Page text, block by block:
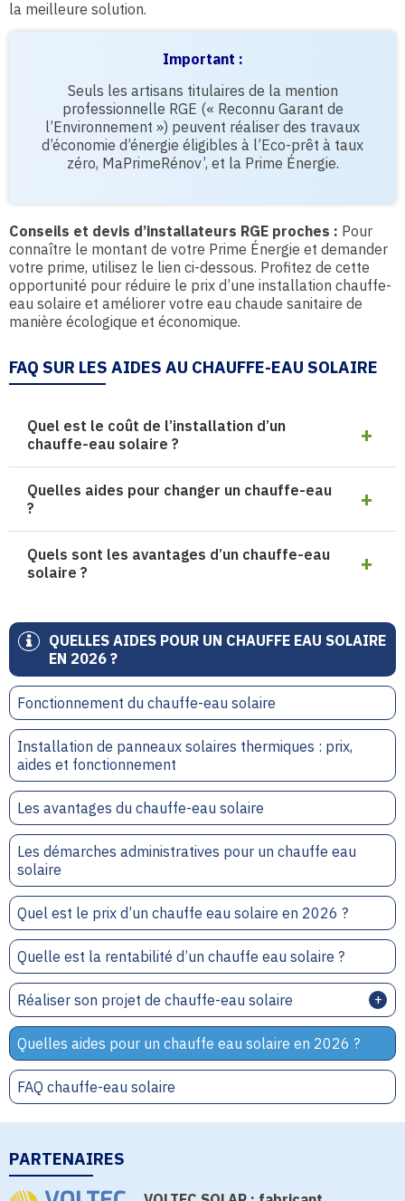
QUELLES AIDES POUR UN CHAUFFE EAU SOLAIRE
EN 2026 ?
Fonctionnement du chauffe-eau solaire
Installation de panneaux solaires thermiques : prix,
aides et fonctionnement
Les avantages du chauffe-eau solaire
Les démarches administratives pour un chauffe eau
solaire
Quel est le prix d’un chauffe eau solaire en 2026 ?
Quelle est la rentabilité d’un chauffe eau solaire ?
Réaliser son projet de chauffe-eau solaire
Quelles aides pour un chauffe eau solaire en 2026 ?
FAQ chauffe-eau solaire
la meilleure solution.
Important :
Seuls les artisans titulaires de la mention
professionnelle RGE (« Reconnu Garant de
l’Environnement ») peuvent réaliser des travaux
d’économie d’énergie éligibles à l’Eco-prêt à taux
zéro, MaPrimeRénov’, et la Prime Énergie.
Conseils et devis d’installateurs RGE proches : Pour
connaître le montant de votre Prime Énergie et demander
votre prime, utilisez le lien ci-dessous. Profitez de cette
opportunité pour réduire le prix d’une installation chauffe-
eau solaire et améliorer votre eau chaude sanitaire de
manière écologique et économique.
FAQ SUR LES AIDES AU CHAUFFE-EAU SOLAIRE
Quel est le coût de l’installation d’un
chauffe-eau solaire ?
Quelles aides pour changer un chauffe-eau
?
Quels sont les avantages d’un chauffe-eau
solaire ?
PARTENAIRES